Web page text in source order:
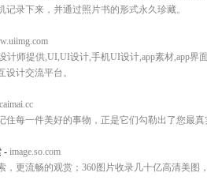
记录下来，并通过照片书的形式永久珍藏。
计师提供,UI,UI设计,手机UI设计,app素材,app
设计交流平台。
住每一件美好的事物，正是它们勾勒出了您最
- image.so.com
，更流畅的观赏；360图片收录几十亿高清美